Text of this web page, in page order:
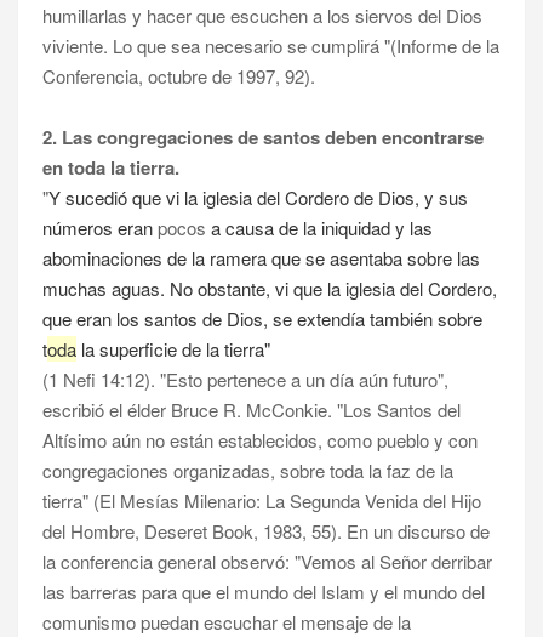
humillarlas y hacer que escuchen a los siervos del Dios
viviente. Lo que sea necesario se cumplirá "(Informe de la
Conferencia, octubre de 1997, 92).
2. Las congregaciones de santos deben encontrarse
en toda la tierra.
"Y sucedió que vi la iglesia del Cordero de Dios, y sus
números eranpocos a causa de la iniquidad y las
abominaciones de la ramera que se asentaba sobre las
muchas aguas. No obstante, vi que la iglesia del Cordero,
que eran los santos de Dios, se extendía también sobre
toda la superficie de la tierra"
(1 Nefi 14:12). "Esto pertenece a un día aún futuro",
escribió el élder Bruce R. McConkie. "Los Santos del
Altísimo aún no están establecidos, como pueblo y con
congregaciones organizadas, sobre toda la faz de la
tierra" (El Mesías Milenario: La Segunda Venida del Hijo
del Hombre, Deseret Book, 1983, 55). En un discurso de
la conferencia general observó: "Vemos al Señor derribar
las barreras para que el mundo del Islam y el mundo del
comunismo puedan escuchar el mensaje de la